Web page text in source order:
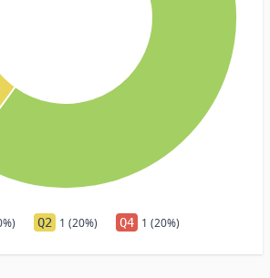
Q2 1 (20%) Q4 1 (20%)